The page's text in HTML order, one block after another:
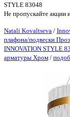
STYLE 83048
Не пропускайте акции
Natali Kovaltseva /
плафона/подвески
INNOVATION STYLE
арматуры Хром /